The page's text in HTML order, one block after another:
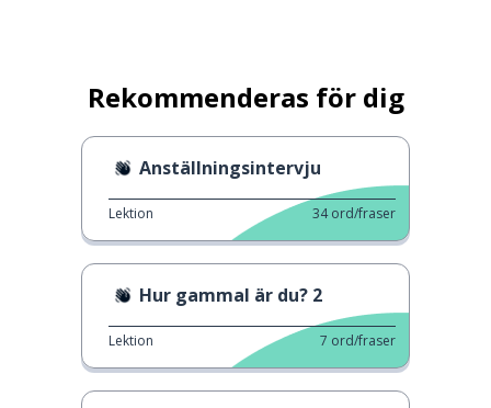
Rekommenderas för dig
Anställningsintervju
Lektion 34 ord/fraser
Hur gammal är du? 2
Lektion 7 ord/fraser